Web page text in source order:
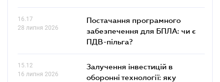
16.17
28 липня 2026
Постачання програмного
забезпечення для БПЛА: чи є
ПДВ-пільга?
15.12
16 липня 2026
Залучення інвестицій в
оборонні технології: яку